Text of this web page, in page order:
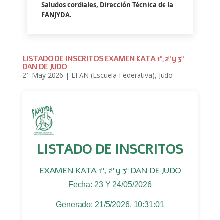
Saludos cordiales, Dirección Técnica de la
FANJYDA.
LISTADO DE INSCRITOS EXAMEN KATA 1º, 2º y 3º
DAN DE JUDO
21 May 2026 | EFAN (Escuela Federativa), Judo
LISTADO DE INSCRITOS
EXAMEN KATA 1º, 2º y 3º DAN DE JUDO
Fecha: 23 Y 24/05/2026
Generado: 21/5/2026, 10:31:01